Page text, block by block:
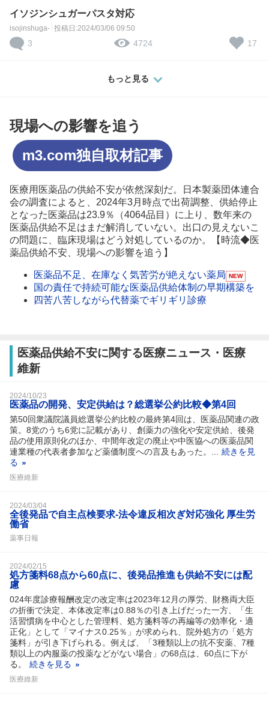
イソジンシュガーパスタ対応
isojinshuga- 投稿日:2024/03/06 09:50
3 4724 17
もっと見る
現場への影響を追う
m3.com独自取材記事
医療用医薬品の供給不安が依然深刻だ。日本製薬団体連合
会の調査によると、2024年3月時点で出荷調整、供給停止
となった医薬品は23.9％（4064品目）に上り、数年来の
医薬品供給不足はまだ解消していない。出口の見えないこ
の問題に、臨床現場はどう対処しているのか。【時流◆医
薬品供給不安、現場への影響を追う】
医薬品不足、在庫なく気苦労が絶えない薬局 NEW
国の責任で持続可能な医薬品供給体制の早期構築を
四苦八苦しながら代替薬でギリギリ診療
医薬品供給不安に関する医療ニュース・医療
維新
2024/10/23
医薬品の開発、安定供給は？総選挙公約比較◆第4回
第50回衆議院議員総選挙公約比較の最終第4回は、医薬品関連の政
策。8党のうち6党に記載があり、創薬力の強化や安定供給、後発
品の使用原則化のほか、中間年改定の廃止や中医協への医薬品関
連業種の代表者参加など薬価制度への言及もあった。...
続きを見
る
医療維新
2024/03/04
全後発品で自主点検要求‐法令違反相次ぎ対応強化 厚生労
働省
薬事日報
2024/02/15
処方箋料68点から60点に、後発品推進も供給不安には配
慮
024年度診療報酬改定の改定率は2023年12月の厚労、財務両大臣
の折衝で決定、本体改定率は0.88％の引き上げだった一方、「生
活習慣病を中心とした管理料、処方箋料等の再編等の効率化・適
正化」として「マイナス0.25％」が求められ、院外処方の「処方
箋料」が引き下げられる。例えば、「3種類以上の抗不安薬、7種
類以上の内服薬の投薬などがない場合」の68点は、60点に下が
る。
続きを見る
医療維新